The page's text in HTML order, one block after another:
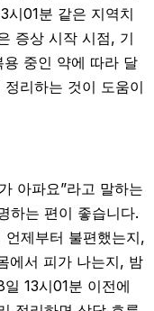
시01분 같은 지역치
증상 시작 시점, 기
중인 약에 따라 달
리하는 것이 도움이
아파요”라고 말하는
하는 편이 좋습니다.
제부터 불편했는지,
에서 피가 나는지, 밤
13시01분 이전에